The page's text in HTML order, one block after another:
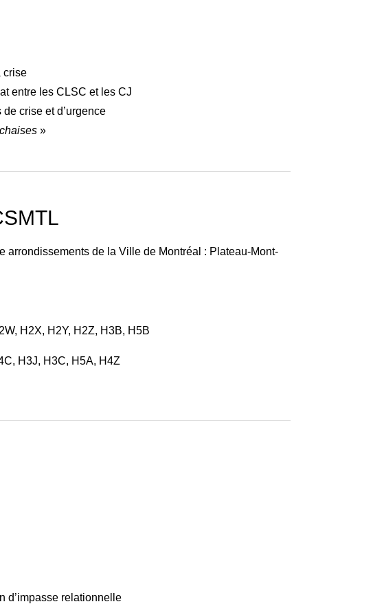
crise
entre les CLSC et les CJ
crise et d’urgence
»
arrondissements de la Ville de Montréal : Plateau-Mont-
H2X, H2Y, H2Z, H3B, H5B
H3J, H3C, H5A, H4Z
d’impasse relationnelle